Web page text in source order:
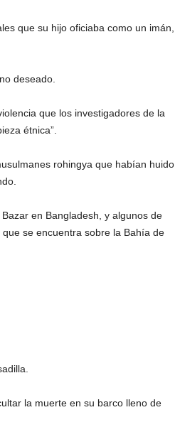
que su hijo oficiaba como un imán,
deseado.
que los investigadores de la
étnica”.
rohingya que habían huido
en Bangladesh, y algunos de
se encuentra sobre la Bahía de
la muerte en su barco lleno de